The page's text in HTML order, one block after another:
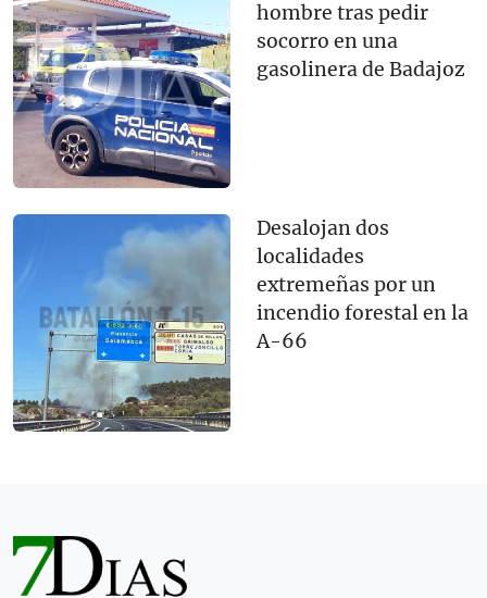
hombre tras pedir
socorro en una
gasolinera de Badajoz
Desalojan dos
localidades
extremeñas por un
incendio forestal en la
A-66